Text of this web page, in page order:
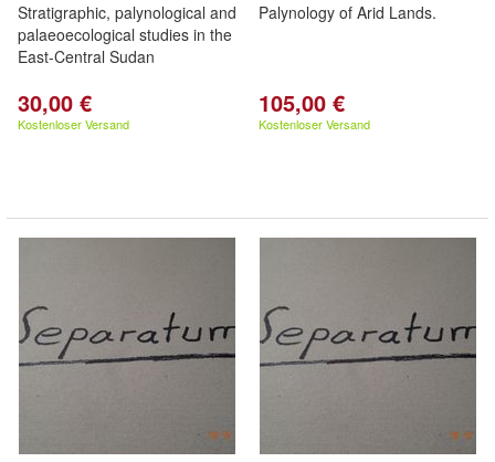
Stratigraphic, palynological and
palaeoecological studies in the
East-Central Sudan
30,00 €
Kostenloser Versand
Palynology of Arid Lands.
105,00 €
Kostenloser Versand